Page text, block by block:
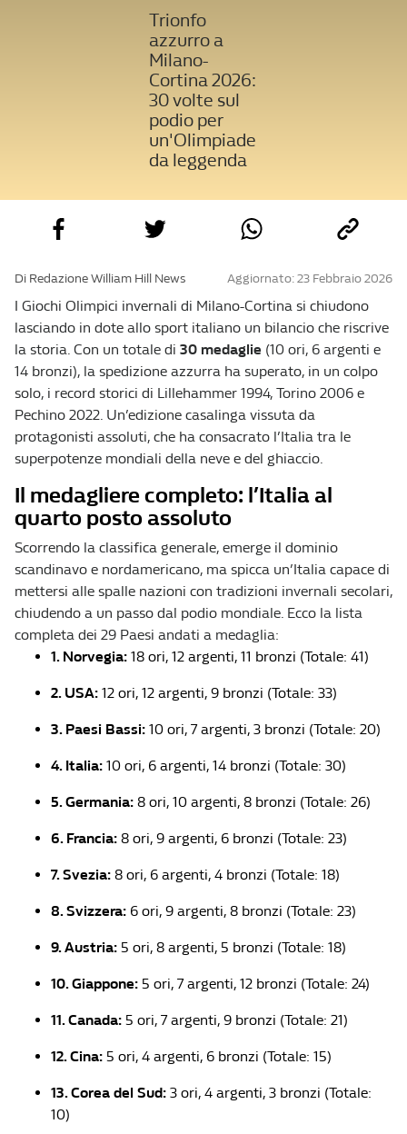
Trionfo
azzurro a
Milano-
Cortina 2026:
30 volte sul
podio per
un'Olimpiade
da leggenda
Di Redazione William Hill News Aggiornato: 23 Febbraio 2026
I Giochi Olimpici invernali di Milano-Cortina si chiudono
lasciando in dote allo sport italiano un bilancio che riscrive
la storia. Con un totale di 30 medaglie (10 ori, 6 argenti e
14 bronzi), la spedizione azzurra ha superato, in un colpo
solo, i record storici di Lillehammer 1994, Torino 2006 e
Pechino 2022. Un’edizione casalinga vissuta da
protagonisti assoluti, che ha consacrato l’Italia tra le
superpotenze mondiali della neve e del ghiaccio.
Il medagliere completo: l’Italia al
quarto posto assoluto
Scorrendo la classifica generale, emerge il dominio
scandinavo e nordamericano, ma spicca un’Italia capace di
mettersi alle spalle nazioni con tradizioni invernali secolari,
chiudendo a un passo dal podio mondiale. Ecco la lista
completa dei 29 Paesi andati a medaglia:
1. Norvegia: 18 ori, 12 argenti, 11 bronzi (Totale: 41)
2. USA: 12 ori, 12 argenti, 9 bronzi (Totale: 33)
3. Paesi Bassi: 10 ori, 7 argenti, 3 bronzi (Totale: 20)
4. Italia: 10 ori, 6 argenti, 14 bronzi (Totale: 30)
5. Germania: 8 ori, 10 argenti, 8 bronzi (Totale: 26)
6. Francia: 8 ori, 9 argenti, 6 bronzi (Totale: 23)
7. Svezia: 8 ori, 6 argenti, 4 bronzi (Totale: 18)
8. Svizzera: 6 ori, 9 argenti, 8 bronzi (Totale: 23)
9. Austria: 5 ori, 8 argenti, 5 bronzi (Totale: 18)
10. Giappone: 5 ori, 7 argenti, 12 bronzi (Totale: 24)
11. Canada: 5 ori, 7 argenti, 9 bronzi (Totale: 21)
12. Cina: 5 ori, 4 argenti, 6 bronzi (Totale: 15)
13. Corea del Sud: 3 ori, 4 argenti, 3 bronzi (Totale:
10)